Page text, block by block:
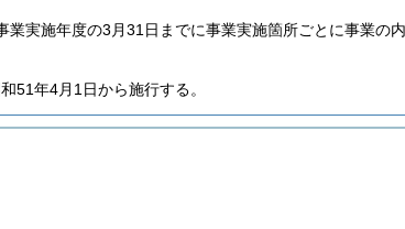
業実施年度の3月31日までに事業実施箇所ごとに事業の
51年4月1日から施行する。